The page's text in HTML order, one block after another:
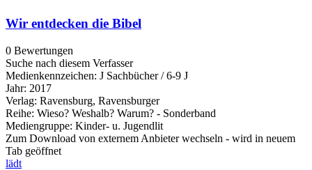
Wir entdecken die Bibel
0 Bewertungen
Suche nach diesem Verfasser
Medienkennzeichen: J Sachbücher / 6-9 J
Jahr: 2017
Verlag: Ravensburg, Ravensburger
Reihe: Wieso? Weshalb? Warum? - Sonderband
Mediengruppe: Kinder- u. Jugendlit
Zum Download von externem Anbieter wechseln - wird in neuem
Tab geöffnet
lädt